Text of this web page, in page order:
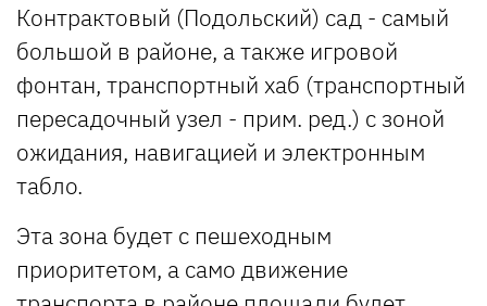
Контрактовый (Подольский) сад - самый
большой в районе, а также игровой
фонтан, транспортный хаб (транспортный
пересадочный узел - прим. ред.) с зоной
ожидания, навигацией и электронным
табло.
Эта зона будет с пешеходным
приоритетом, а само движение